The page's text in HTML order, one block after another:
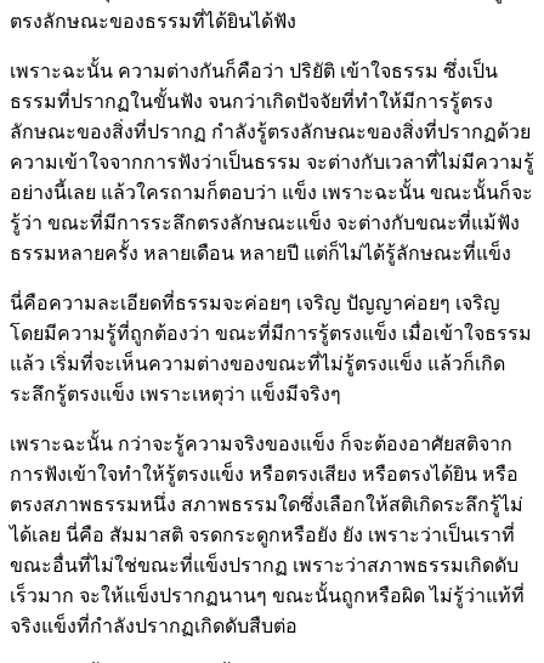
ตรงลักษณะของธรรมที่ได้ยินได้ฟัง
เพราะฉะนั้น ความต่างกันก็คือว่า ปริยัติ เข้าใจธรรม ซึ่งเป็น
ธรรมที่ปรากฏในขั้นฟัง จนกว่าเกิดปัจจัยที่ทำให้มีการรู้ตรง
ลักษณะของสิ่งที่ปรากฏ กำลังรู้ตรงลักษณะของสิ่งที่ปรากฏด้วย
ความเข้าใจจากการฟังว่าเป็นธรรม จะต่างกับเวลาที่ไม่มีความรู้
อย่างนี้เลย แล้วใครถามก็ตอบว่า แข็ง เพราะฉะนั้น ขณะนั้นก็จะ
รู้ว่า ขณะที่มีการระลึกตรงลักษณะแข็ง จะต่างกับขณะที่แม้ฟัง
ธรรมหลายครั้ง หลายเดือน หลายปี แต่ก็ไม่ได้รู้ลักษณะที่แข็ง
นี่คือความละเอียดที่ธรรมจะค่อยๆ เจริญ ปัญญาค่อยๆ เจริญ
โดยมีความรู้ที่ถูกต้องว่า ขณะที่มีการรู้ตรงแข็ง เมื่อเข้าใจธรรม
แล้ว เริ่มที่จะเห็นความต่างของขณะที่ไม่รู้ตรงแข็ง แล้วก็เกิด
ระลึกรู้ตรงแข็ง เพราะเหตุว่า แข็งมีจริงๆ
เพราะฉะนั้น กว่าจะรู้ความจริงของแข็ง ก็จะต้องอาศัยสติจาก
การฟังเข้าใจทำให้รู้ตรงแข็ง หรือตรงเสียง หรือตรงได้ยิน หรือ
ตรงสภาพธรรมหนึ่ง สภาพธรรมใดซึ่งเลือกให้สติเกิดระลึกรู้ไม่
ได้เลย นี่คือ สัมมาสติ จรดกระดูกหรือยัง ยัง เพราะว่าเป็นเราที่
ขณะอื่นที่ไม่ใช่ขณะที่แข็งปรากฏ เพราะว่าสภาพธรรมเกิดดับ
เร็วมาก จะให้แข็งปรากฏนานๆ ขณะนั้นถูกหรือผิด ไม่รู้ว่าแท้ที่
จริงแข็งที่กำลังปรากฏเกิดดับสืบต่อ